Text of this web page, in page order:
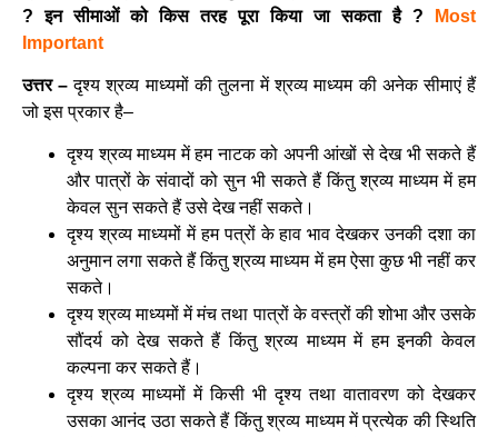
? इन सीमाओं को किस तरह पूरा किया जा सकता है ?
Most
Important
उत्तर –दृश्य श्रव्य माध्यमों की तुलना में श्रव्य माध्यम की अनेक सीमाएं हैं
जो इस प्रकार है–
दृश्य श्रव्य माध्यम में हम नाटक को अपनी आंखों से देख भी सकते हैं
और पात्रों के संवादों को सुन भी सकते हैं किंतु श्रव्य माध्यम में हम
केवल सुन सकते हैं उसे देख नहीं सकते।
दृश्य श्रव्य माध्यमों में हम पत्रों के हाव भाव देखकर उनकी दशा का
अनुमान लगा सकते हैं किंतु श्रव्य माध्यम में हम ऐसा कुछ भी नहीं कर
सकते।
दृश्य श्रव्य माध्यमों में मंच तथा पात्रों के वस्त्रों की शोभा और उसके
सौंदर्य को देख सकते हैं किंतु श्रव्य माध्यम में हम इनकी केवल
कल्पना कर सकते हैं।
दृश्य श्रव्य माध्यमों में किसी भी दृश्य तथा वातावरण को देखकर
उसका आनंद उठा सकते हैं किंतु श्रव्य माध्यम में प्रत्येक की स्थिति